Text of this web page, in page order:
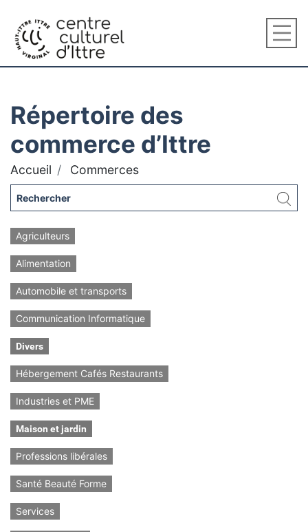
Répertoire des
commerce d’Ittre
Accueil Commerces
Agriculteurs
Alimentation
Automobile et transports
Communication Informatique
Divers
Hébergement Cafés Restaurants
Industries et PME
Maison et jardin
Professions libérales
Santé Beauté Forme
Services